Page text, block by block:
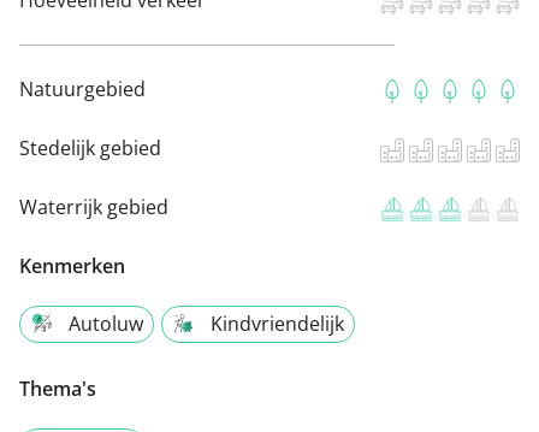
Natuurgebied
Stedelijk gebied
Waterrijk gebied
Kenmerken
Autoluw Kindvriendelijk
Thema's